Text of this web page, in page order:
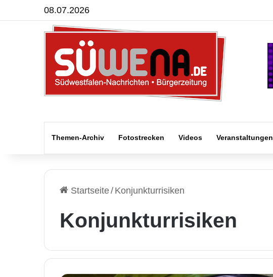
08.07.2026
Themen-Archiv Fotostrecken Videos Veranstaltungen
Startseite/ Konjunkturrisiken
Konjunkturrisiken